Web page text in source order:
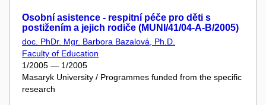
Osobní asistence - respitní péče pro děti s
postižením a jejich rodiče (MUNI/41/04-A-B/2005)
doc. PhDr. Mgr. Barbora Bazalová, Ph.D.
Faculty of Education
1/2005 — 1/2005
Masaryk University / Programmes funded from the specific
research